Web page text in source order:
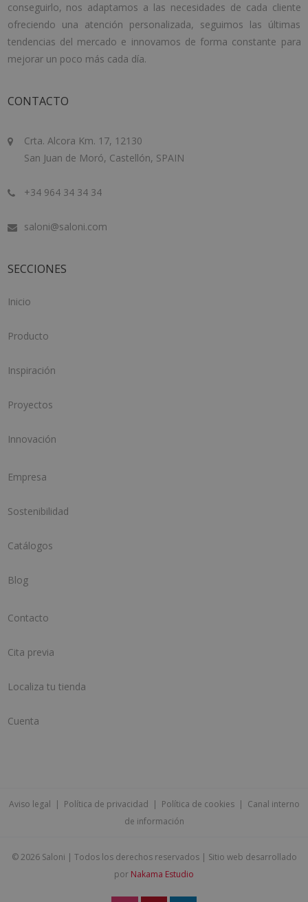
conseguirlo, nos adaptamos a las necesidades de cada cliente
ofreciendo una atención personalizada, seguimos las últimas
tendencias del mercado e innovamos de forma constante para
mejorar un poco más cada día.
CONTACTO
Crta. Alcora Km. 17, 12130
San Juan de Moró, Castellón, SPAIN
+34 964 34 34 34
saloni@saloni.com
SECCIONES
Inicio
Producto
Inspiración
Proyectos
Innovación
Empresa
Sostenibilidad
Catálogos
Blog
Contacto
Cita previa
Localiza tu tienda
Cuenta
Aviso legal | Política de privacidad | Política de cookies| Canal interno
de información
©2026 Saloni | Todos los derechos reservados | Sitio web desarrollado
por Nakama Estudio